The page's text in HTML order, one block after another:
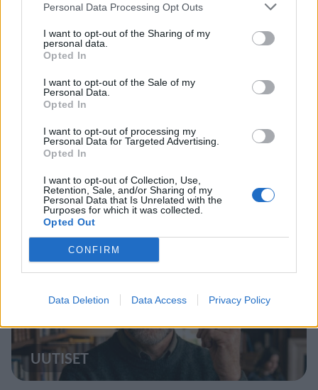
Personal Data Processing Opt Outs
I want to opt-out of the Sharing of my
personal data.
Opted In
I want to opt-out of the Sale of my
Personal Data.
Opted In
I want to opt-out of processing my
Personal Data for Targeted Advertising.
Opted In
I want to opt-out of Collection, Use,
Retention, Sale, and/or Sharing of my
Personal Data that Is Unrelated with the
Purposes for which it was collected.
Opted Out
CONFIRM
Data Deletion Data Access Privacy Policy
Staran luetuimmat
1
UUTISET